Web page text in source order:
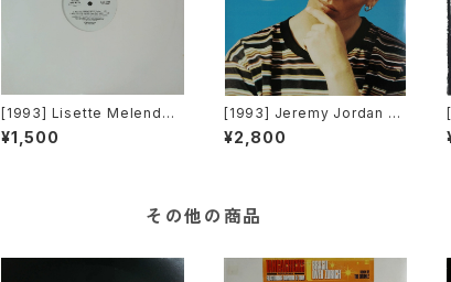
[1993] Lisette Melendez
– Will You Ever Save Me
[Chaos Recordings][PRO
¥1,500
[1993] Jeremy Jordan –
Wannagirl [Giant Record
s]
¥2,800
その他の商品